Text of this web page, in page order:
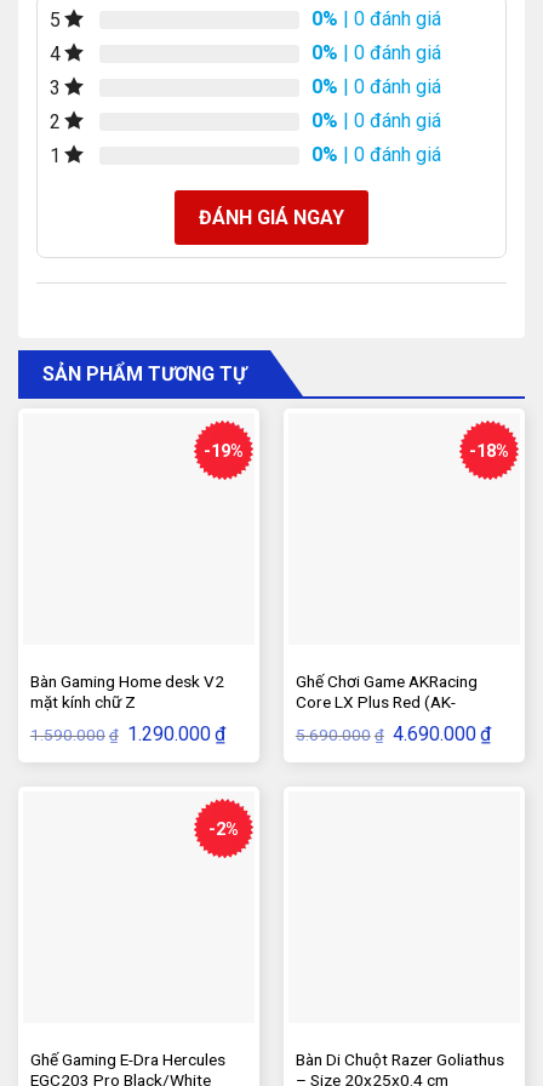
5 0% | 0 đánh giá
4
0% | 0 đánh giá
3
0% | 0 đánh giá
2
0% | 0 đánh giá
1
0% | 0 đánh giá
ĐÁNH GIÁ NGAY
SẢN PHẨM TƯƠNG TỰ
-19%
Bàn Gaming Home desk V2
mặt kính chữ Z
1.590.000 ₫ Giá
gốc
là:
1.290.000₫Giá
hiện
tại
1.290.000₫.
-18%
Ghế Chơi Game AKRacing
Core LX Plus Red (AK-
5.690.000 ₫ Giá
gốc
là:
4.690.000₫Giá
hiện
tại
-2%
Ghế Gaming E-Dra Hercules
EGC203 Pro Black/White
Bàn Di Chuột Razer Goliathus
– Size 20x25x0.4 cm